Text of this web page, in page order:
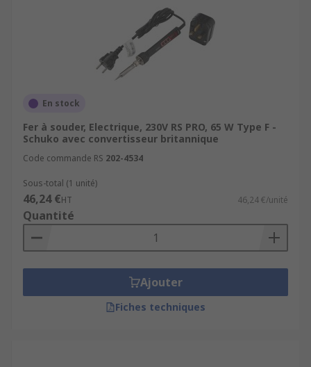
En stock
Fer à souder, Electrique, 230V RS PRO, 65 W Type F -
Schuko avec convertisseur britannique
Code commande RS 202-4534
Sous-total (1 unité)
46,24 €HT 46,24 €/unité
Quantité
Ajouter
Fiches techniques